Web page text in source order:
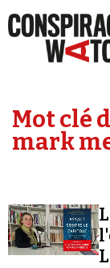
Mot clé
mark